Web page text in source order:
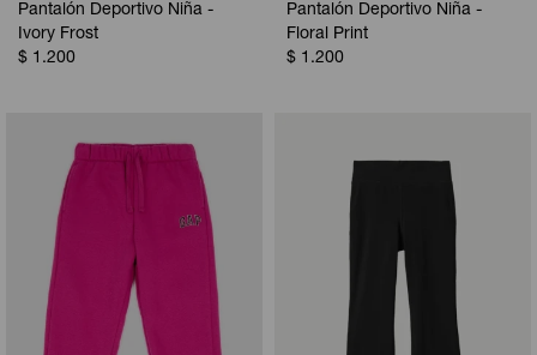
Pantalón Deportivo Niña -
Ivory Frost
$ 1.200
Pantalón Deportivo Niña -
Floral Print
$ 1.200